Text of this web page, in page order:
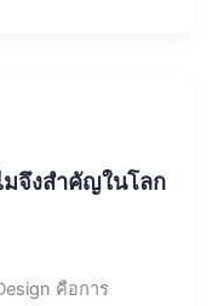
มจึงสำคัญในโลก
คือการ